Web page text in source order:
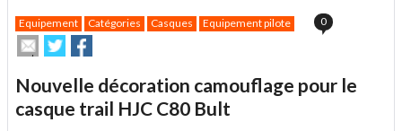
Equipement Catégories Casques Equipement pilote 0
Envoyer
cet
à
un
ami
Partager
sur
sur
Nouvelle décoration camouflage pour le
casque trail HJC C80 Bult